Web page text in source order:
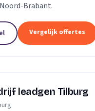
Brabant.
Vergelijk offertes
leadgen Tilburg